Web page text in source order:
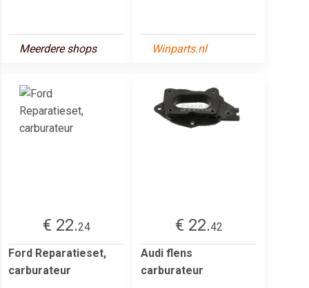
Meerdere shops Winparts.nl
€ 22.24
Ford Reparatieset,
carburateur
€ 22.42
Audi flens
carburateur